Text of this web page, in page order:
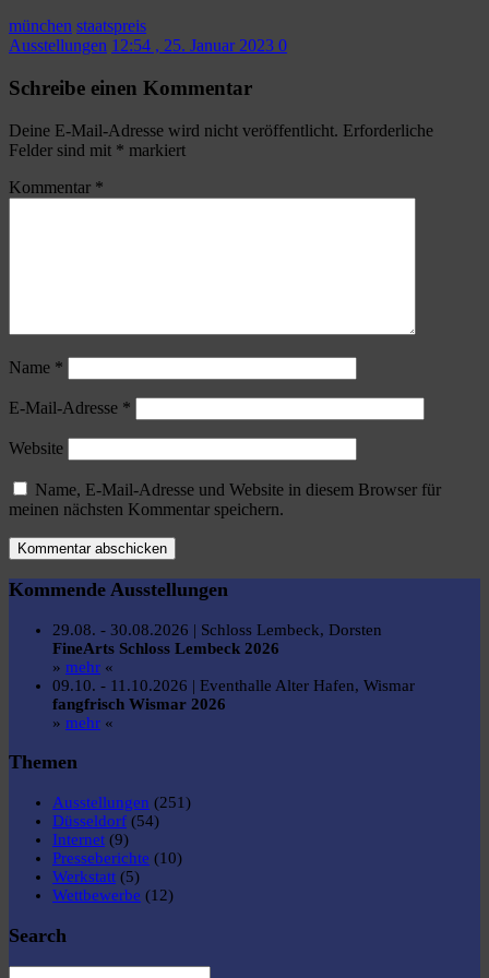
münchen staatspreis
Ausstellungen 12:54 , 25. Januar 2023 0
Schreibe einen Kommentar
Deine E-Mail-Adresse wird nicht veröffentlicht. Erforderliche
Felder sind mit * markiert
Kommentar *
Name *
E-Mail-Adresse *
Website
Name, E-Mail-Adresse und Website in diesem Browser für
meinen nächsten Kommentar speichern.
Kommende Ausstellungen
29.08. - 30.08.2026 | Schloss Lembeck, Dorsten
FineArts Schloss Lembeck 2026
» mehr «
09.10. - 11.10.2026 | Eventhalle Alter Hafen, Wismar
fangfrisch Wismar 2026
» mehr «
Themen
Ausstellungen (251)
Düsseldorf (54)
Internet (9)
Presseberichte (10)
Werkstatt (5)
Wettbewerbe (12)
Search